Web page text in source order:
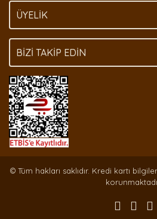
ÜYELİK
BİZİ TAKİP EDİN
© Tüm hakları saklıdır. Kredi kartı